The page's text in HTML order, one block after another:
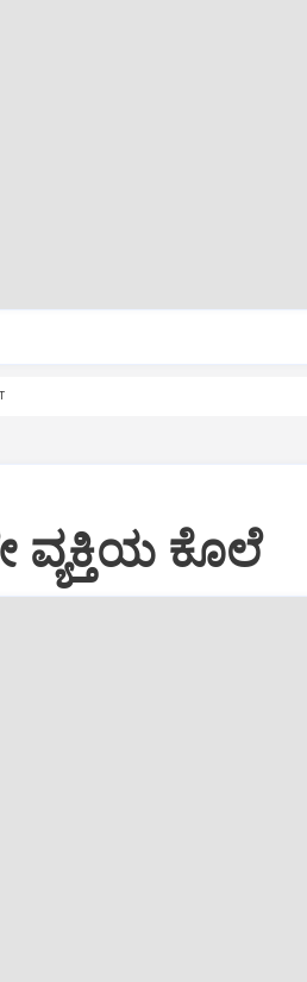
ವ್ಯಕ್ತಿಯ ಕೊಲೆ